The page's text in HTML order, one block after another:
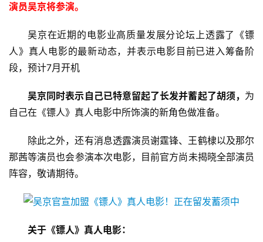
演员吴京将参演。
吴京在近期的电影业高质量发展分论坛上透露了《镖
人》真人电影的最新动态，并表示电影目前已进入筹备阶
段，预计7月开机
吴京同时表示自己已特意留起了长发并蓄起了胡须， 为
自己在《镖人》真人电影中所饰演的新角色做准备。
除此之外，还有消息透露演员谢霆锋、王鹤棣以及那尔
那茜等演员也会参演本次电影，目前官方尚未揭晓全部演员
阵容，敬请期待。
关于《镖人》真人电影：